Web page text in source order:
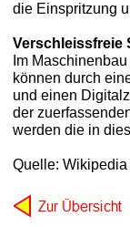
die Einspritzung
Verschleissfreie
Im
können durch
und einen
der
werden die in
Quelle: Wikipedia